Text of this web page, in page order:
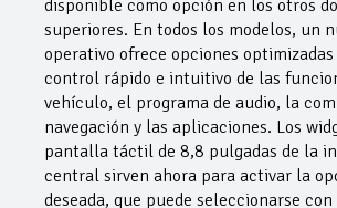
disponible como opción en los otros
superiores. En todos los modelos, un
operativo ofrece opciones
control rápido e intuitivo de las
vehículo, el programa de audio, la
navegación y las aplicaciones. Los
pantalla táctil de 8,8 pulgadas de la
central sirven ahora para activar la
deseada, que puede seleccionarse